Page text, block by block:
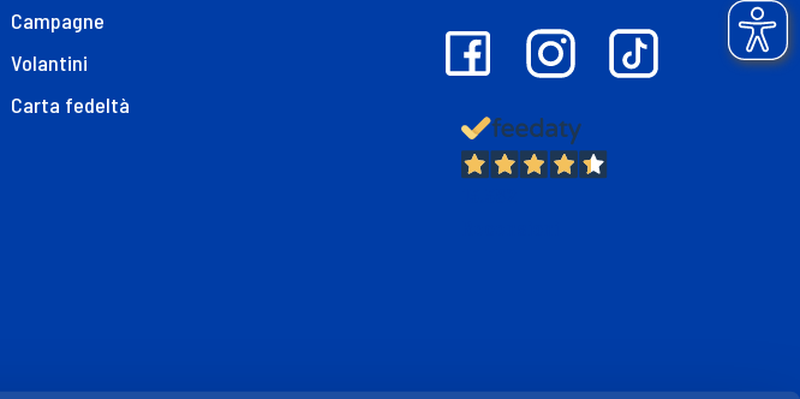
Campagne
Volantini
Carta fedeltà